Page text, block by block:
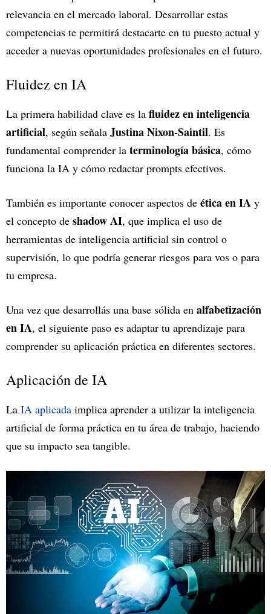
relevancia en el mercado laboral. Desarrollar estas
competencias te permitirá destacarte en tu puesto actual y
acceder a nuevas oportunidades profesionales en el futuro.
Fluidez en IA
La primera habilidad clave es la fluidez en inteligencia
artificial, según señala Justina Nixon-Saintil. Es
fundamental comprender la terminología básica, cómo
funciona la IA y cómo redactar prompts efectivos.
También es importante conocer aspectos de ética en IA y
el concepto de shadow AI, que implica el uso de
herramientas de inteligencia artificial sin control o
supervisión, lo que podría generar riesgos para vos o para
tu empresa.
Una vez que desarrollás una base sólida en alfabetización
en IA, el siguiente paso es adaptar tu aprendizaje para
comprender su aplicación práctica en diferentes sectores.
Aplicación de IA
La IA aplicada implica aprender a utilizar la inteligencia
artificial de forma práctica en tu área de trabajo, haciendo
que su impacto sea tangible.